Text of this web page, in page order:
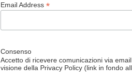
Email Address*
Consenso
Accetto di ricevere comunicazioni via
visione della Privacy Policy (link in fondo